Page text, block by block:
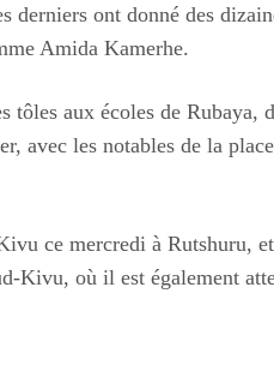
derniers ont donné des
Amida Kamerhe.
aux écoles de Rubaya,
avec les notables de la
ce mercredi à Rutshuru,
Kivu, où il est également